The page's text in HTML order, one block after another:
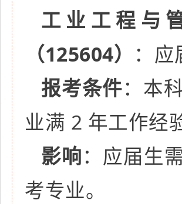
工业工程与
（125604） ：
报考条件：本
业满 2 年工作经
影响：应届生
考专业。